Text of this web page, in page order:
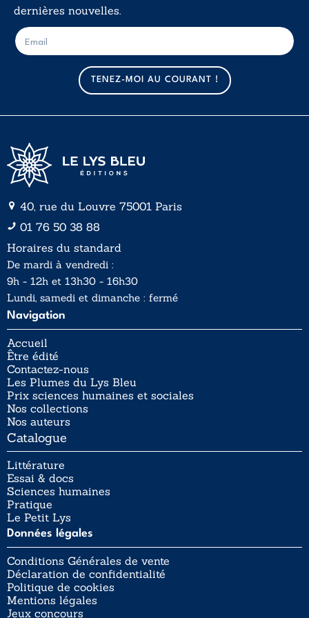
dernières nouvelles.
m
a
i
l
E
-
m
TENEZ-MOI AU COURANT !
40, rue du Louvre 75001 Paris
01 76 50 38 88
Horaires du standard
De mardi à vendredi :
9h - 12h et 13h30 - 16h30
Lundi, samedi et dimanche : fermé
Navigation
Accueil
Être édité
Contactez-nous
Les Plumes du Lys Bleu
Prix sciences humaines et sociales
Nos collections
Nos auteurs
Catalogue
Littérature
Essai & docs
Sciences humaines
Pratique
Le Petit Lys
Données légales
Conditions Générales de vente
Déclaration de confidentialité
Politique de cookies
Mentions légales
Jeux concours